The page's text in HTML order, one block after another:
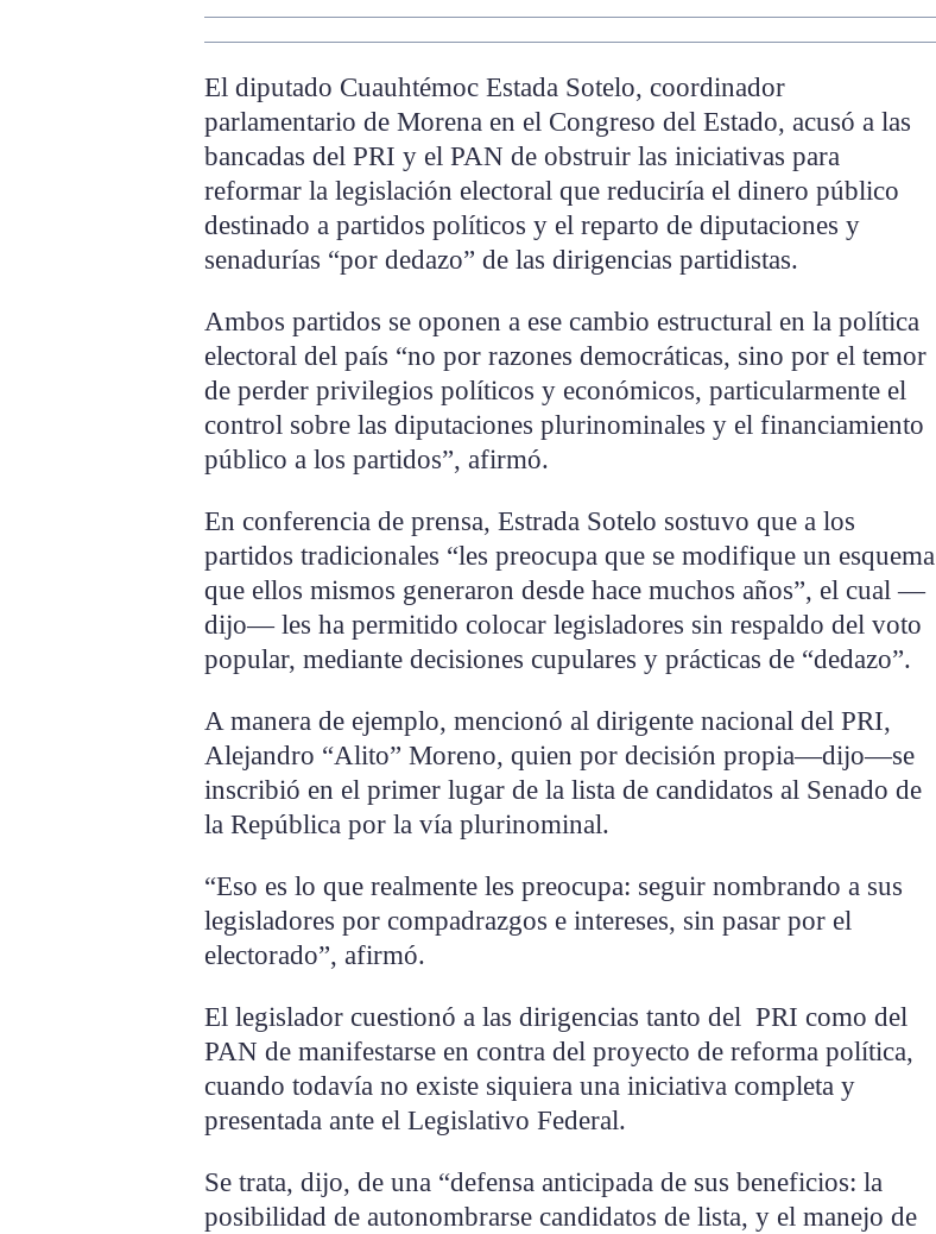
El diputado Cuauhtémoc Estada Sotelo, coordinador
parlamentario de Morena en el Congreso del Estado, acusó a las
bancadas del PRI y el PAN de obstruir las iniciativas para
reformar la legislación electoral que reduciría el dinero público
destinado a partidos políticos y el reparto de diputaciones y
senadurías “por dedazo” de las dirigencias partidistas.
Ambos partidos se oponen a ese cambio estructural en la política
electoral del país “no por razones democráticas, sino por el temor
de perder privilegios políticos y económicos, particularmente el
control sobre las diputaciones plurinominales y el financiamiento
público a los partidos”, afirmó.
En conferencia de prensa, Estrada Sotelo sostuvo que a los
partidos tradicionales “les preocupa que se modifique un esquema
que ellos mismos generaron desde hace muchos años”, el cual —
dijo— les ha permitido colocar legisladores sin respaldo del voto
popular, mediante decisiones cupulares y prácticas de “dedazo”.
A manera de ejemplo, mencionó al dirigente nacional del PRI,
Alejandro “Alito” Moreno, quien por decisión propia—dijo—se
inscribió en el primer lugar de la lista de candidatos al Senado de
la República por la vía plurinominal.
“Eso es lo que realmente les preocupa: seguir nombrando a sus
legisladores por compadrazgos e intereses, sin pasar por el
electorado”, afirmó.
El legislador cuestionó a las dirigencias tanto del PRI como del
PAN de manifestarse en contra del proyecto de reforma política,
cuando todavía no existe siquiera una iniciativa completa y
presentada ante el Legislativo Federal.
Se trata, dijo, de una “defensa anticipada de sus beneficios: la
posibilidad de autonombrarse candidatos de lista, y el manejo de